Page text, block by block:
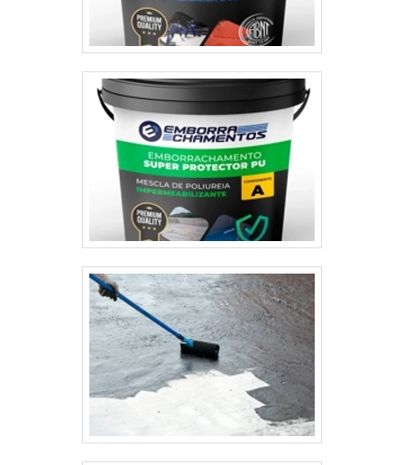
dimensão de durabilidade e estilo. Não perca
mais tempo! Renove seu espaço com a Tinta
Emborrachada e experimente a diferença.